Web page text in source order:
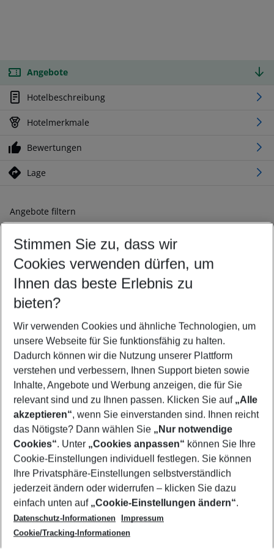
Angebote
Hotelbeschreibung
Hotelmerkmale
Bewertungen
Lage
Angebote filtern
Ändern Sie Ihre Kriterien nach Ihren Wünschen
Abflughafen wählen
Beliebiger Abflughafen
Reisezeitraum wählen
10.08.26– 08.08.27 5-8 Nächte
2 Erwachsene Keine Kinder
Mehr Filter anzeigen
Footer
Footer navigation
Über uns
AGB
Cookie-Einstellungen ändern
Cookie-Richtlinie
Datenschutz
Service & Hilfe
Barrierefreies Reisen
Check-in
Folgen Sie uns
Stimmen Sie zu, dass wir
Cookies verwenden dürfen, um
Ihnen das beste Erlebnis zu
bieten?
Wir verwenden Cookies und ähnliche Technologien, um
unsere Webseite für Sie funktionsfähig zu halten.
Dadurch können wir die Nutzung unserer Plattform
verstehen und verbessern, Ihnen Support bieten sowie
Inhalte, Angebote und Werbung anzeigen, die für Sie
relevant sind und zu Ihnen passen. Klicken Sie auf „Alle
akzeptieren“, wenn Sie einverstanden sind. Ihnen reicht
das Nötigste? Dann wählen Sie „Nur notwendige
Cookies“. Unter „Cookies anpassen“ können Sie Ihre
Cookie-Einstellungen individuell festlegen. Sie können
Ihre Privatsphäre-Einstellungen selbstverständlich
jederzeit ändern oder widerrufen – klicken Sie dazu
einfach unten auf „Cookie-Einstellungen ändern“.
Datenschutz-Informationen
Impressum
Cookie/Tracking-Informationen